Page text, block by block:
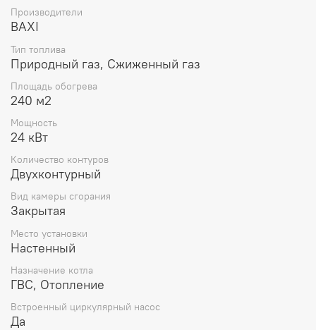
небольших помещениях.
обеспечивает комфорт при потреблении горячей
воды.
материалов.
Простой и понятный интерфейс управления. Котел
оснащен интуитивно понятной панелью
управления.
изготавливаются из высококачественных
материалов и прошли тщательное тестирование на
Производители
BAXI
Тип топлива
Природный газ, Сжиженный газ
Площадь обогрева
240 м2
Мощность
24 кВт
Количество контуров
Двухконтурный
Вид камеры сгорания
Закрытая
Место установки
Настенный
Назначение котла
ГВС, Отопление
Встроенный циркулярный насос
Да